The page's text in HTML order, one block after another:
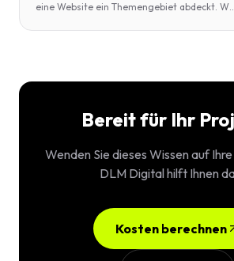
eine Website ein Themengebiet abdeckt. W
Bereit für Ihr
Wenden Sie dieses Wissen auf
DLM Digital hilft Ihnen
Kosten berechnen